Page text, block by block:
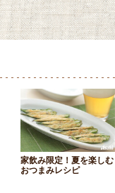
家飲み限定！夏を楽しむ
おつまみレシピ